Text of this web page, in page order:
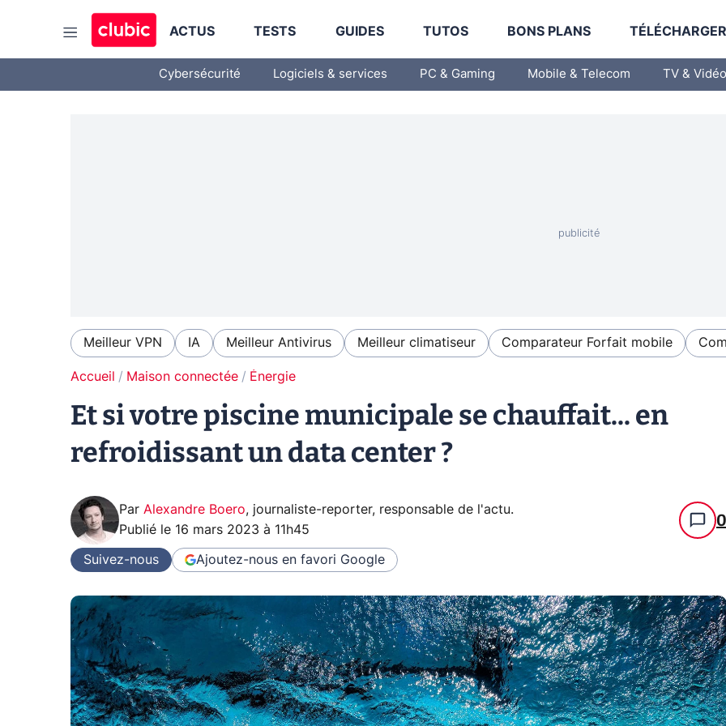
ACTUS TESTS GUIDES TUTOS BONS PLANS
Cybersécurité Logiciels & services PC & Gaming Mobile & Telecom TV & Vidéo
Meilleur VPN IA Meilleur Antivirus Meilleur climatiseur Comparateur Forfait mobile
Accueil Maison connectée Énergie
Et si votre piscine municipale se chauffait... en
refroidissant un data center ?
Par Alexandre Boero, journaliste-reporter, responsable de l'actu.
Publié le 16 mars 2023 à 11h45 0
Suivez-nous Ajoutez-nous en favori Google